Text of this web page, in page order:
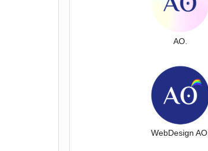
AO.
WebDesign AO.